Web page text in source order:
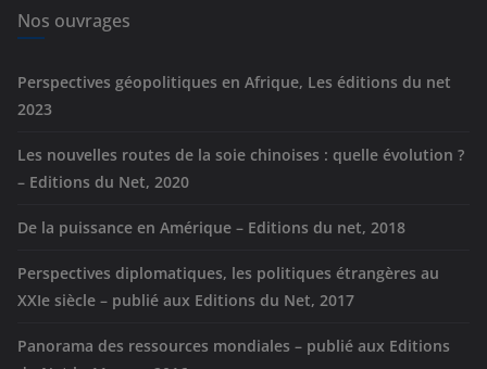
e
s
Nos ouvrages
Perspectives géopolitiques en Afrique, Les éditions du net
2023
Les nouvelles routes de la soie chinoises : quelle évolution ?
– Editions du Net, 2020
De la puissance en Amérique – Editions du net, 2018
Perspectives diplomatiques, les politiques étrangères au
XXIe siècle – publié aux Editions du Net, 2017
Panorama des ressources mondiales – publié aux Editions